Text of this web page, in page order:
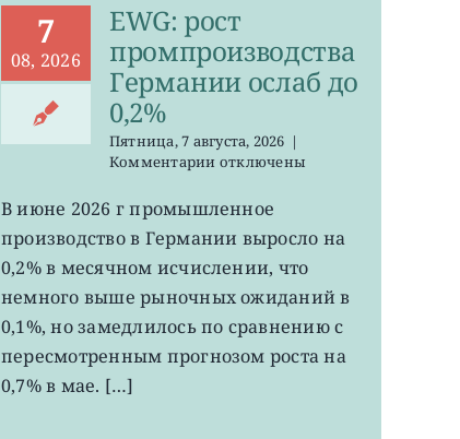
7
08, 2026
EWG: рост
промпроизводства
Германии ослаб до
0,2%
Пятница, 7 августа, 2026 |
Комментариик
EWG:
рост
промпроизводства
Германии
до
0,2%
отключены
В июне 2026 г промышленное
производство в Германии выросло на
0,2% в месячном исчислении, что
немного выше рыночных ожиданий в
0,1%, но замедлилось по сравнению с
пересмотренным прогнозом роста на
0,7% в мае. […]